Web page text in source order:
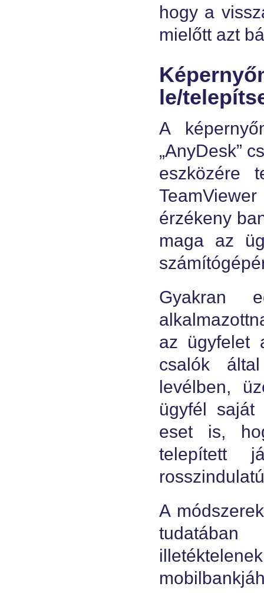
hogy a
mielőtt azt
le/
A
„AnyDesk”
eszközére
érzékeny
maga az
Gyakran
az ügyfelet
csalók
levélben,
ügyfél saját
eset is,
telepített
A